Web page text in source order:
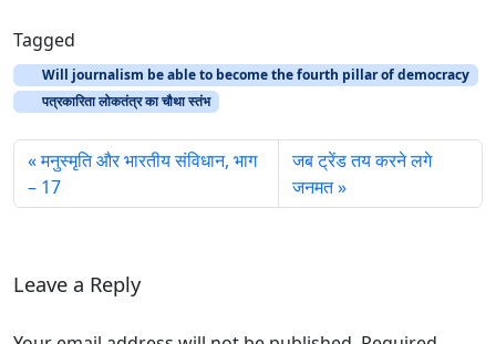
Tagged
Will journalism be able to become the fourth pillar of democracy
पत्रकारिता लोकतंत्र का चौथा स्तंभ
मनुस्मृति और भारतीय संविधान, भाग
– 17
जब ट्रेंड तय करने लगे
जनमत
Leave a Reply